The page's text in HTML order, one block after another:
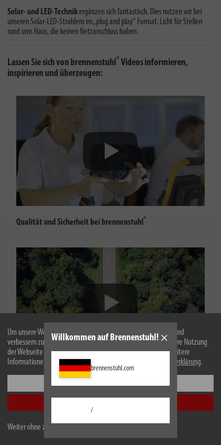
Um unsere Webseite für Sie optimal zu gestalten und fortlaufend
verbessern zu können, verwenden wir Cookies. Durch die weitere Nutzung
der Webseite stimmen Sie der Verwendung von Cookies zu. Weitere
Informationen zu Cookies erhalten Sie in unserer
Datenschutzerklärung.
Weiter ohne zu akzeptieren
Willkommen auf Brennenstuhl!
brennenstuhl.com
/
Solar- und LED-Technikergänzen sich fantastisch. Dies nutzen wir bei
unseren Solar-LED-Strahlern im „plug and play“ Format. Licht für Stellen
rund ums Haus, die keinen Netzanschluss haben.
Lassen Sie sich von brennenstuhl® Videos informieren,
inspirieren und überzeugen:
Qualität und Sicherheit bei brennenstuhl®
Wir sind brennenstuhl®